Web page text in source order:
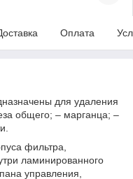
Оплата
для удаления
общего; – марганца; –
фильтра,
ламинированного
управления,